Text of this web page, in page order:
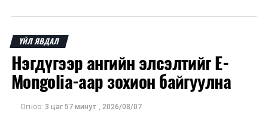
төвийн 2025 оны долоодугаар сарын 22-ны өдрийн
байна.
Мөн Нийслэлийн иргэдийн Төлөөлөгчдийн Хурлын
2025 оны 25/01 дүгээр тогтоолоор баталсан “Төр,
хувийн хэвшлийн түншлэлээр нийслэлд хэрэгжүүлэх
ҮЙЛ ЯВДАЛ
Нэгдүгээр ангийн элсэлтийг E-
Mongolia-аар зохион байгуулна
Огноо: 3 цаг 57 минут , 2026/08/07